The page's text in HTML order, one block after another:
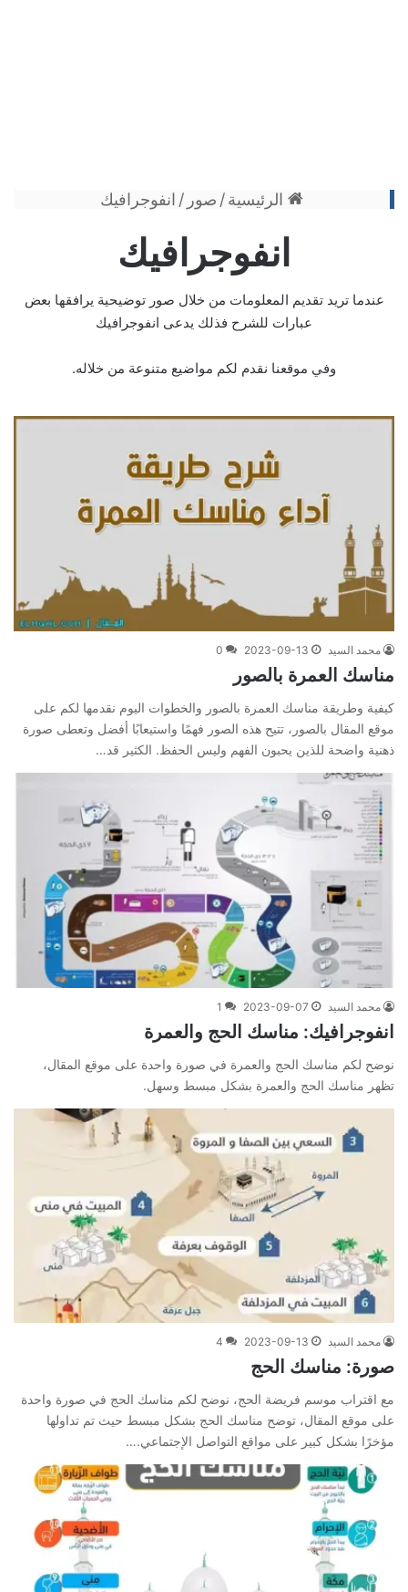
الرئيسية/ صور / انفوجرافيك
انفوجرافيك
عندما تريد تقديم المعلومات من خلال صور توضيحية يرافقها بعض
عبارات للشرح فذلك يدعى انفوجرافيك
وفي موقعنا نقدم لكم مواضيع متنوعة من خلاله.
محمد السيد 2023-09-13
0
مناسك العمرة بالصور
كيفية وطريقة مناسك العمرة بالصور والخطوات اليوم نقدمها لكم على
موقع المقال بالصور، تتيح هذه الصور فهمًا واستيعابًا أفضل وتعطى صورة
ذهنية واضحة للذين يحبون الفهم وليس الحفظ. الكثير قد…
محمد السيد 2023-09-07
1
انفوجرافيك: مناسك الحج والعمرة
نوضح لكم مناسك الحج والعمرة في صورة واحدة على موقع المقال،
تظهر مناسك الحج والعمرة بشكل مبسط وسهل.
محمد السيد 2023-09-13
4
صورة: مناسك الحج
مع اقتراب موسم فريضة الحج، نوضح لكم مناسك الحج في صورة واحدة
على موقع المقال، توضح مناسك الحج بشكل مبسط حيث تم تداولها
مؤخرًا بشكل كبير على مواقع التواصل الإجتماعي.…